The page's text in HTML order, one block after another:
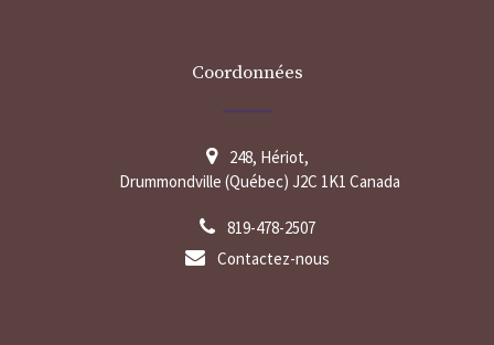
Coordonnées
248, Hériot,
Drummondville (Québec) J2C 1K1 Canada
819-478-2507
Contactez-nous